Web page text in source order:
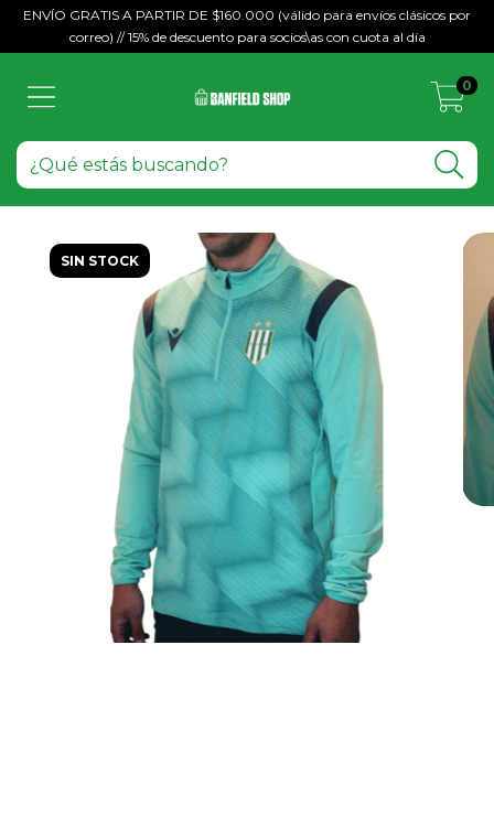
ENVÍO GRATIS A PARTIR DE $160.000 (válido para envíos clásicos por
correo) // 15% de descuento para socios\as con cuota al día
0
SIN STOCK